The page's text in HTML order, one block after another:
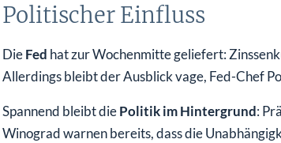
Politischer Einfluss
DieFed hat zur Wochenmitte geliefert:
Allerdings bleibt der Ausblick vage, Fed-Chef
Spannend bleibt diePolitik im Hintergrund:
Winograd warnen bereits, dass die